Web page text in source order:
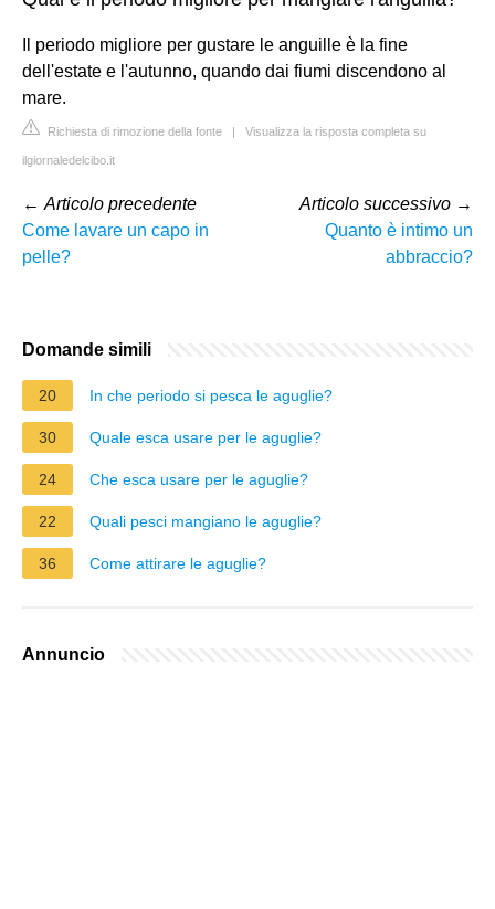
Il periodo migliore per gustare le anguille è la fine
dell'estate e l'autunno, quando dai fiumi discendono al
mare.
Richiesta di rimozione della fonte | Visualizza la risposta completa su
ilgiornaledelcibo.it
← Articolo precedente
Come lavare un capo in
pelle?
Articolo successivo →
Quanto è intimo un
abbraccio?
Domande simili
20 In che periodo si pesca le aguglie?
30 Quale esca usare per le aguglie?
24 Che esca usare per le aguglie?
22 Quali pesci mangiano le aguglie?
36 Come attirare le aguglie?
Annuncio